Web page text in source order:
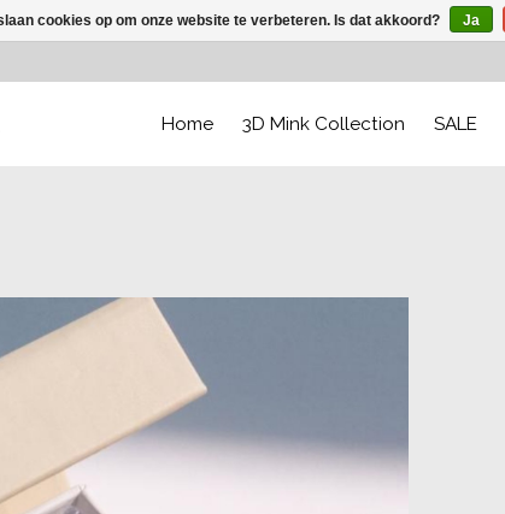
Home 3D Mink Collection SALE
cookies op om onze website te verbeteren. Is dat akkoord? Ja